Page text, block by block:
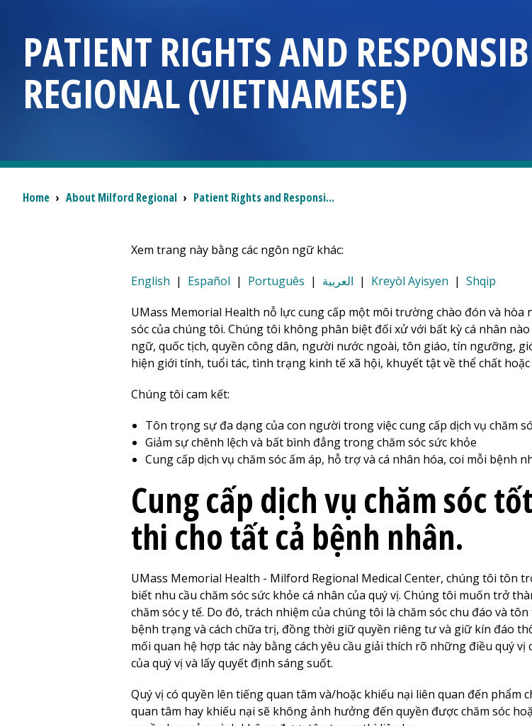
PATIENT RIGHTS AND
REGIONAL(VIETNAMESE)
Breadcrumb
Home › About Milford Regional › Patient Rights and Responsi...
Xem trang này bằng các ngôn ngữ khác:
English | Español | Português | العربية | Kreyòl Ayisyen | Shqip
UMass Memorial Health nỗ lực cung cấp một môi trường chào đón và
sóc của chúng tôi. Chúng tôi không phân biệt đối xử với bất kỳ cá nhân
ngữ, quốc tịch, quyền công dân, người nước ngoài, tôn giáo, tín ngưỡng,
hiện giới tính, tuổi tác, tình trạng kinh tế xã hội, khuyết tật về thể chất
Chúng tôi cam kết:
Tôn trọng sự đa dạng của con người trong việc cung cấp dịch vụ chăm
Giảm sự chênh lệch và bất bình đẳng trong chăm sóc sức khỏe
Cung cấp dịch vụ chăm sóc ấm áp, hỗ trợ và cá nhân hóa, coi mỗi bệnh
Cung cấp dịch vụ chăm sóc
thi cho tất cả bệnh nhân.
UMass Memorial Health - Milford Regional Medical Center, chúng tôi tôn
biết nhu cầu chăm sóc sức khỏe cá nhân của quý vị. Chúng tôi muốn trở
chăm sóc y tế. Do đó, trách nhiệm của chúng tôi là chăm sóc chu đáo và
bệnh trạng và cách chữa trị, đồng thời giữ quyền riêng tư và giữ kín đáo
mối quan hệ hợp tác này bằng cách yêu cầu giải thích rõ những điều quý
của quý vị và lấy quyết định sáng suốt.
Quý vị có quyền lên tiếng quan tâm và/hoặc khiếu nại liên quan đến phẩm
quan tâm hay khiếu nại sẽ không ảnh hưởng đến quyền được chăm sóc